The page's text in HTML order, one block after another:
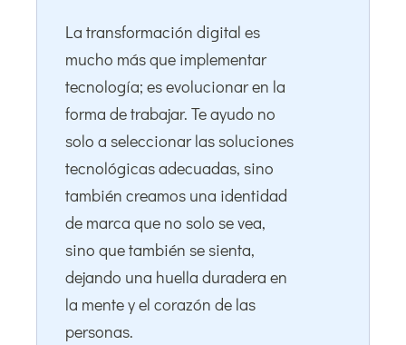
La transformación digital es
mucho más que implementar
tecnología; es evolucionar en la
forma de trabajar. Te ayudo no
solo a seleccionar las soluciones
tecnológicas adecuadas, sino
también creamos una identidad
de marca que no solo se vea,
sino que también se sienta,
dejando una huella duradera en
la mente y el corazón de las
personas.